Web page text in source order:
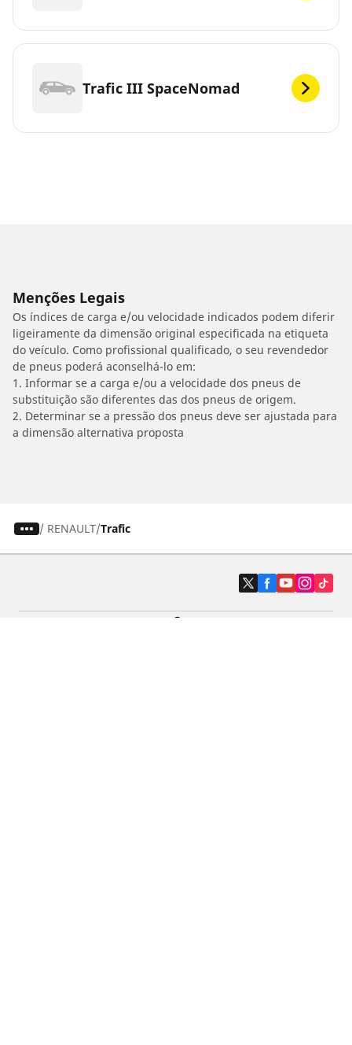
Trafic III SpaceNomad
Menções Legais
Os índices de carga e/ou velocidade indicados podem diferir
ligeiramente da dimensão original especificada na etiqueta
do veículo. Como profissional qualificado, o seu revendedor
de pneus poderá aconselhá-lo em:
1. Informar se a carga e/ou a velocidade dos pneus de
substituição são diferentes das dos pneus de origem.
2. Determinar se a pressão dos pneus deve ser ajustada para
a dimensão alternativa proposta
/ RENAULT Trafic